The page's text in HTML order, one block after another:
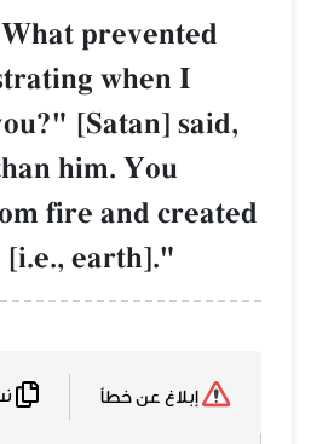
prevented
when I
[Satan] said,
him. You
fire and created
earth]."